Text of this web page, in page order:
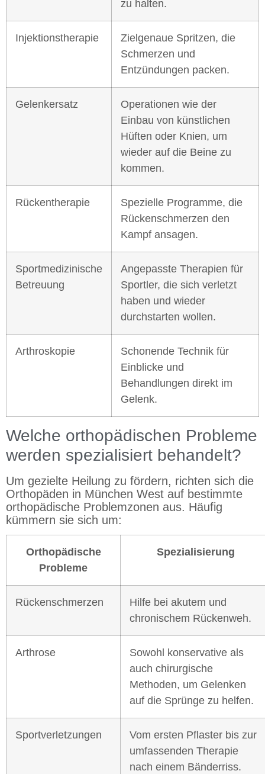
zu halten.
Injektionstherapie
Zielgenaue Spritzen, die
Schmerzen und
Entzündungen packen.
Gelenkersatz
Operationen wie der
Einbau von künstlichen
Hüften oder Knien, um
wieder auf die Beine zu
kommen.
Rückentherapie
Spezielle Programme, die
Rückenschmerzen den
Kampf ansagen.
Sportmedizinische
Betreuung
Angepasste Therapien für
Sportler, die sich verletzt
haben und wieder
durchstarten wollen.
Arthroskopie
Schonende Technik für
Einblicke und
Behandlungen direkt im
Gelenk.
Welche orthopädischen Probleme
werden spezialisiert behandelt?
Um gezielte Heilung zu fördern, richten sich die
Orthopäden in München West auf bestimmte
orthopädische Problemzonen aus. Häufig
kümmern sie sich um:
Orthopädische
Probleme
Spezialisierung
Rückenschmerzen
Hilfe bei akutem und
chronischem Rückenweh.
Arthrose
Sowohl konservative als
auch chirurgische
Methoden, um Gelenken
auf die Sprünge zu helfen.
Sportverletzungen
Vom ersten Pflaster bis zur
umfassenden Therapie
nach einem Bänderriss.